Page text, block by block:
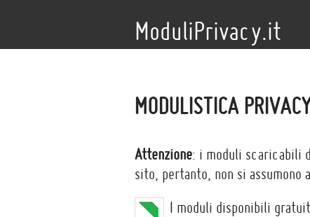
ModuliPrivacy.it
MODULISTICA
Attenzione: i moduli scaricabili
sito, pertanto, non si assumono
I moduli disponibili